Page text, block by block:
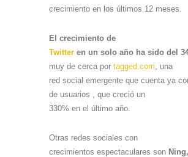
crecimiento en los últimos 12 meses.
El crecimiento de
Twitter en un solo año ha sido del
muy de cerca por tagged.com , una
red social emergente que cuenta ya
de usuarios , que creció un
330% en el último año.
Otras redes sociales con
crecimientos espectaculares son Ning,